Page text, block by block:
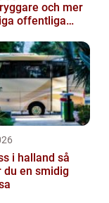
och mer
offentliga
i halland så
du en smidig